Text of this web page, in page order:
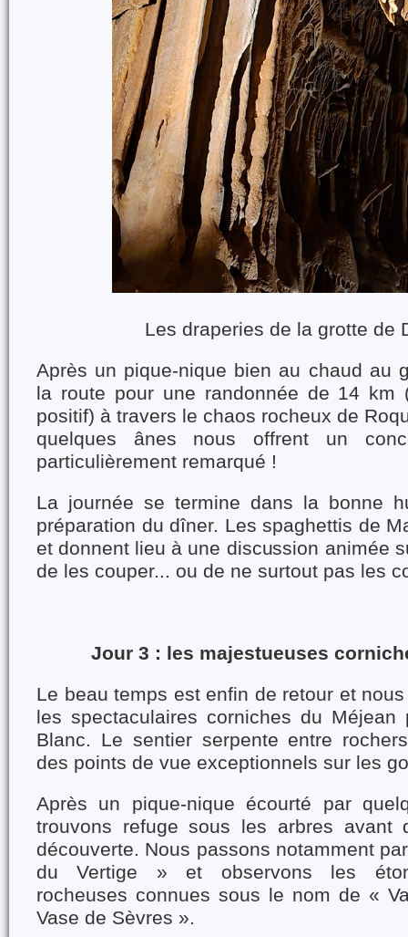
Les draperies de la grotte de
Après un pique-nique bien au chaud au
la route pour une randonnée de 14 km
positif) à travers le chaos rocheux de
quelques ânes nous offrent un
particulièrement remarqué !
La journée se termine dans la bonne
préparation du dîner. Les spaghettis de
et donnent lieu à une discussion animée
de les couper... ou de ne surtout pas les
Jour 3 : les majestueuses
Le beau temps est enfin de retour et
les spectaculaires corniches du Méjean
Blanc. Le sentier serpente entre
des points de vue exceptionnels sur les
Après un pique-nique écourté par
trouvons refuge sous les arbres avant
découverte. Nous passons notamment
du Vertige » et observons les
rocheuses connues sous le nom de «
Vase de Sèvres ».